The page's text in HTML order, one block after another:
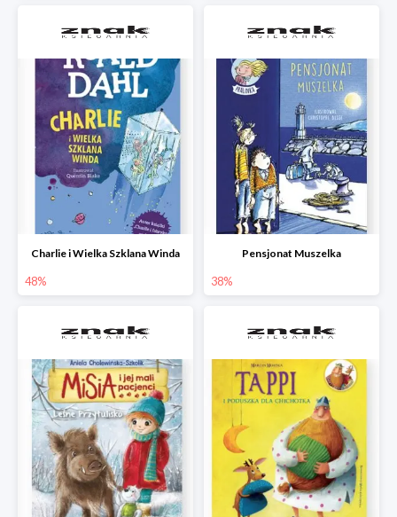
Charlie i Wielka Szklana Winda
48%
Pensjonat Muszelka
38%